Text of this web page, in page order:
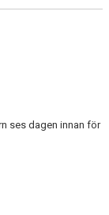
ses dagen innan för